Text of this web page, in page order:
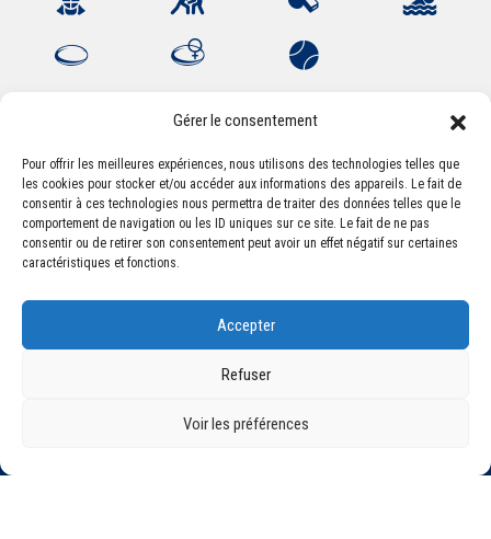
Gérer le consentement
Pour offrir les meilleures expériences, nous utilisons des technologies telles que
les cookies pour stocker et/ou accéder aux informations des appareils. Le fait de
consentir à ces technologies nous permettra de traiter des données telles que le
comportement de navigation ou les ID uniques sur ce site. Le fait de ne pas
consentir ou de retirer son consentement peut avoir un effet négatif sur certaines
caractéristiques et fonctions.
Accepter
Refuser
Voir les préférences
Association Sportive Montferrandaise
84, boulevard Léon Jouhaux
CS 80221 - 63021 Clermont-Ferrand Cedex 2
accueil@asm-omnisports.com